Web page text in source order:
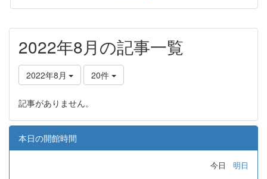
2022年8月の記事一覧
2022年8月 20件
記事がありません。
本日の開館時間
今日 明日